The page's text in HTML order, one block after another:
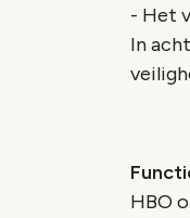
- Het
In
HBO